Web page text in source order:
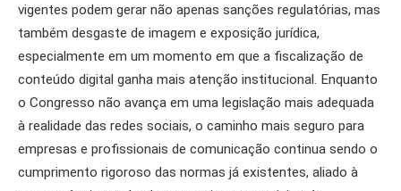
vigentes podem gerar não apenas sanções regulatórias, mas
também desgaste de imagem e exposição jurídica,
especialmente em um momento em que a fiscalização de
conteúdo digital ganha mais atenção institucional. Enquanto
o Congresso não avança em uma legislação mais adequada
à realidade das redes sociais, o caminho mais seguro para
empresas e profissionais de comunicação continua sendo o
cumprimento rigoroso das normas já existentes, aliado à